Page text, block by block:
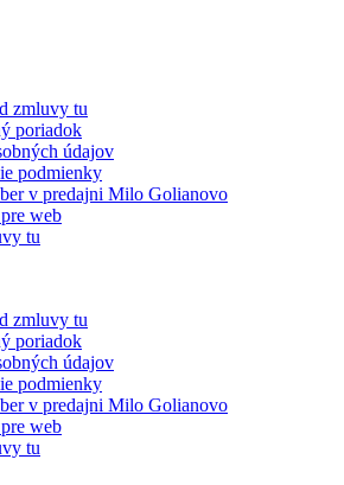
zmluvy tu
poriadok
údajov
podmienky
v predajni Milo Golianovo
web
tu
zmluvy tu
poriadok
údajov
podmienky
v predajni Milo Golianovo
web
tu